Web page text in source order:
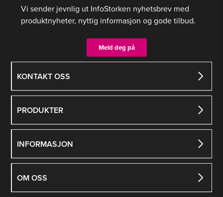
velges
på
produktsiden
KONTAKT OSS
PRODUKTER
INFORMASJON
OM OSS
Vi sender jevnlig ut InfoStorken nyhetsbrev med
produktnyheter, nyttig informasjon og gode tilbud.
Meld deg på